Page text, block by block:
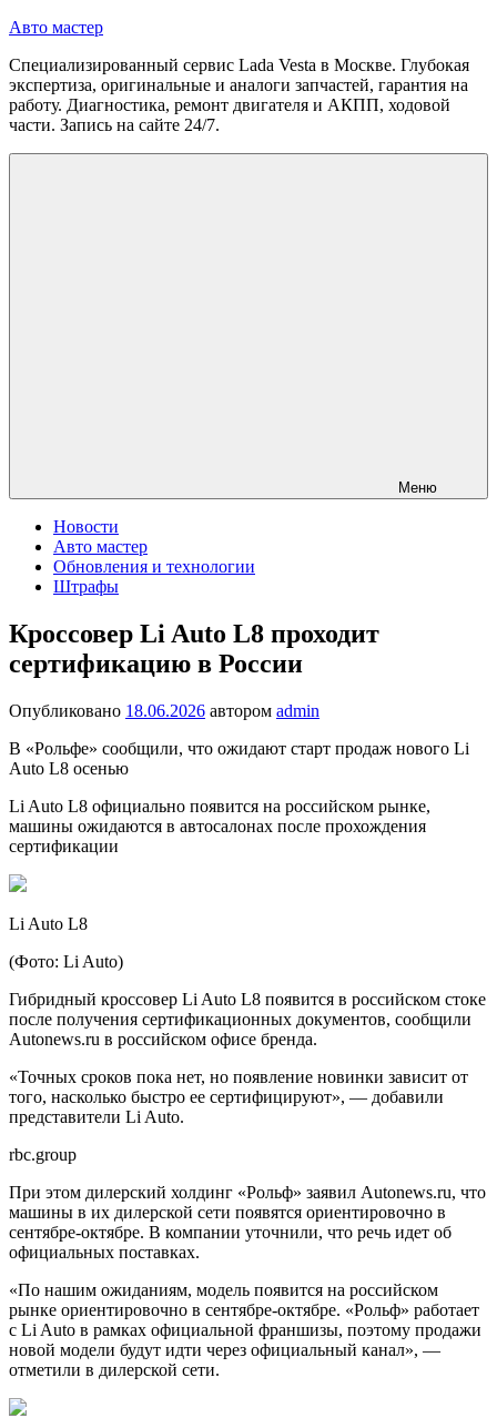
Перейти
содержимому
Авто мастер
Специализированный сервис Lada Vesta в Москве. Глубокая
экспертиза, оригинальные и аналоги запчастей, гарантия на
работу. Диагностика, ремонт двигателя и АКПП, ходовой
части. Запись на сайте 24/7.
Меню
Новости
Авто мастер
Обновления и технологии
Штрафы
Кроссовер Li Auto L8 проходит
сертификацию в России
Опубликовано 18.06.2026 автором admin
В «Рольфе» сообщили, что ожидают старт продаж нового Li
Auto L8 осенью
Li Auto L8 официально появится на российском рынке,
машины ожидаются в автосалонах после прохождения
сертификации
Li Auto L8
(Фото: Li Auto)
Гибридный кроссовер Li Auto L8 появится в российском стоке
после получения сертификационных документов, сообщили
Autonews.ru в российском офисе бренда.
«Точных сроков пока нет, но появление новинки зависит от
того, насколько быстро ее сертифицируют», — добавили
представители Li Auto.
rbc.group
При этом дилерский холдинг «Рольф» заявил Autonews.ru, что
машины в их дилерской сети появятся ориентировочно в
сентябре-октябре. В компании уточнили, что речь идет об
официальных поставках.
«По нашим ожиданиям, модель появится на российском
рынке ориентировочно в сентябре-октябре. «Рольф» работает
с Li Auto в рамках официальной франшизы, поэтому продажи
новой модели будут идти через официальный канал», —
отметили в дилерской сети.